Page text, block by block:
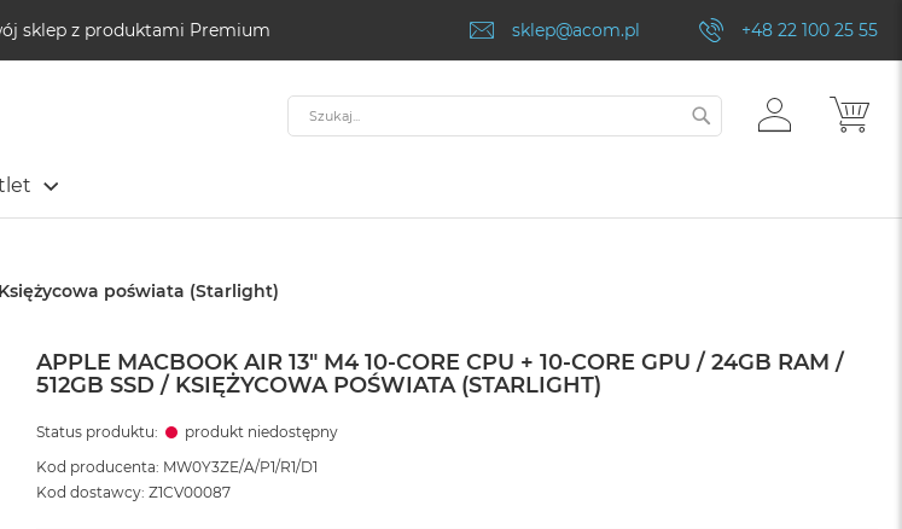
sklep z produktami Premium sklep@acom.pl +48 22 100 25 55
ZALOGUJ
SIĘ
Szukaj SZUKAJ
Księżycowa poświata (Starlight)
APPLE MACBOOK AIR 13" M4 10-CORE CPU + 10-CORE GPU / 24GB RAM /
512GB SSD / KSIĘŻYCOWA POŚWIATA (STARLIGHT)
Status produktu:
produkt niedostępny
Kod producenta: MW0Y3ZE/A/P1/R1/D1
Kod dostawcy: Z1CV00087